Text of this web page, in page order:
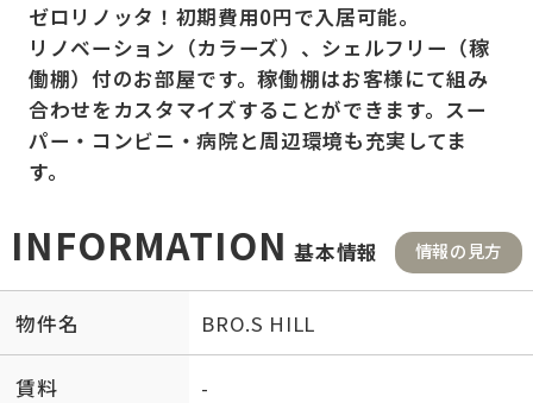
ゼロリノッタ！初期費用0円で入居可能。
リノベーション（カラーズ）、シェルフリー（稼
働棚）付のお部屋です。稼働棚はお客様にて組み
合わせをカスタマイズすることができます。スー
パー・コンビニ・病院と周辺環境も充実してま
す。
INFORMATION 基本情報 情報の見方
物件名 BRO.S HILL
賃料 -